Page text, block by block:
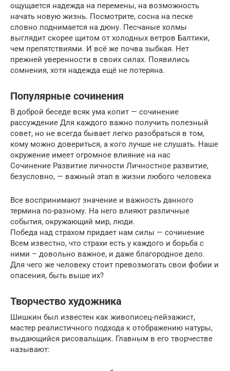
ощущается надежда на перемены, на возможность
начать новую жизнь. Посмотрите, сосна на песке
словно поднимается на дюну. Песчаные холмы
выглядит скорее щитом от холодных ветров Балтики,
чем препятствиями. И всё же почва зыбкая. Нет
прежней уверенности в своих силах. Появились
сомнения, хотя надежда ещё не потеряна.
Популярные сочинения
В доброй беседе всяк ума копит — сочинение
рассуждение Для каждого важно получить полезный
совет, но не всегда бывает легко разобраться в том,
кому можно довериться, а кого лучше не слушать. Наше
окружение имеет огромное влияние на нас
Сочинение Развитие личности Личностное развитие,
безусловно, — важный этап в жизни любого человека
Все воспринимают значение и важность данного
термина по-разному. На него влияют различные
события, окружающий мир, люди.
Победа над страхом придает нам силы — сочинение
Всем известно, что страхи есть у каждого и борьба с
ними – довольно важное, и даже благородное дело.
Для чего же человеку стоит превозмогать свои фобии и
опасения, быть выше их?
Творчество художника
Шишкин был известен как живописец-пейзажист,
мастер реалистичного подхода к отображению натуры,
выдающийся рисовальщик. Главным в его творчестве
называют: